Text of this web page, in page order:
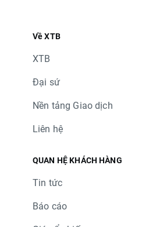
Về XTB
XTB
Đại sứ
Nền tảng Giao dịch
Liên hệ
QUAN HỆ KHÁCH HÀNG
Tin tức
Báo cáo